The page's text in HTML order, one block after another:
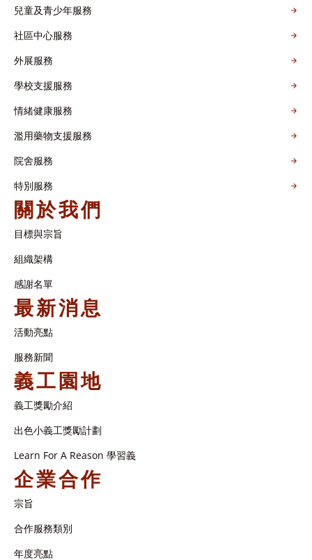
兒童及青少年服務
社區中心服務
外展服務
學校支援服務
情緒健康服務
濫用藥物支援服務
院舍服務
特別服務
關於我們
目標與宗旨
組織架構​
感謝名單​
最新消息
活動亮點
服務新聞
義工園地
義工獎勵介紹
出色小義工獎勵計劃
Learn For A Reason 學習義
企業合作
宗旨
合作服務類別
年度亮點